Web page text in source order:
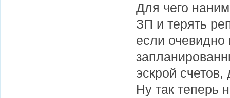
Для чего
ЗП и терять
если очевидно
эскрой
Ну так теперь